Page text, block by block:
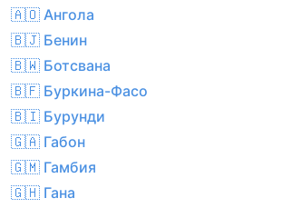
🇦🇴 Ангола
🇧🇯 Бенин
🇧🇼 Ботсвана
🇧🇫 Буркина-Фасо
🇧🇮 Бурунди
🇬🇦 Габон
🇬🇲 Гамбия
🇬🇭 Гана